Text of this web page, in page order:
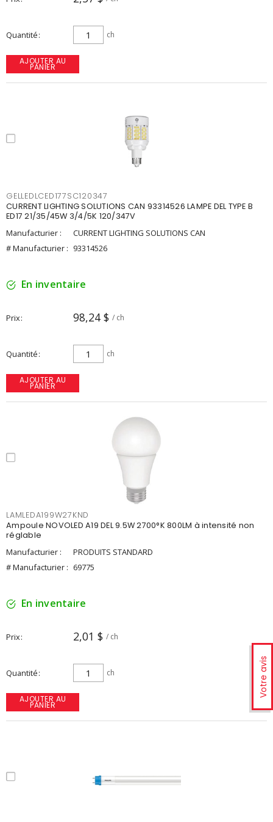
Votre avis
Quantité ch
AJOUTER AU
PANIER
GELLEDLCED177SC120347
CURRENT LIGHTING SOLUTIONS CAN 93314526 LAMPE DEL TYPE B
ED17 21/35/45W 3/4/5K 120/347V
Manufacturier :
CURRENT LIGHTING SOLUTIONS CAN
# Manufacturier : 93314526
En inventaire
Prix 98,24 $ / ch
Quantité ch
AJOUTER AU
PANIER
LAMLEDA199W27KND
Ampoule NOVOLED A19 DEL 9.5W 2700°K 800LM à intensité non
réglable
Manufacturier :
PRODUITS STANDARD
# Manufacturier : 69775
En inventaire
Prix 2,01 $ / ch
Quantité ch
AJOUTER AU
PANIER